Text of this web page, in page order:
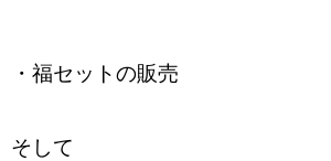
・福セットの販売
そして